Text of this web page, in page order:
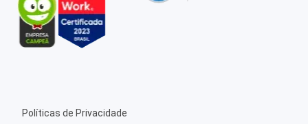
Políticas de Privacidade